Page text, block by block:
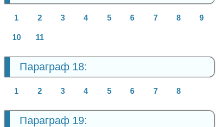
1 2 3 4 5 6 7 8 9
10 11
Параграф 18:
1 2 3 4 5 6 7 8
Параграф 19: